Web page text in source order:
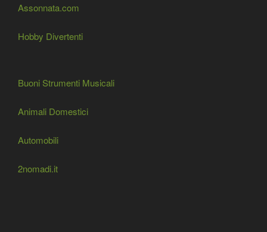
Assonnata.com
Hobby Divertenti
Buoni Strumenti Musicali
Animali Domestici
Automobili
2nomadi.it